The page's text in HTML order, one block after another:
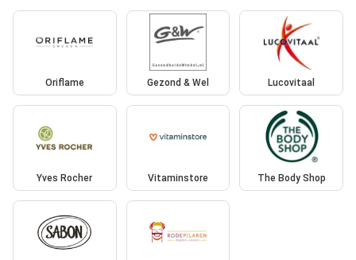
Oriflame Gezond & Wel Lucovitaal
Yves Rocher Vitaminstore The Body Shop